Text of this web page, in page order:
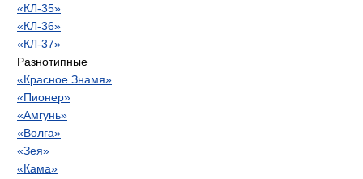
«КЛ-35»
«КЛ-36»
«КЛ-37»
Разнотипные
«Красное Знамя»
«Пионер»
«Амгунь»
«Волга»
«Зея»
«Кама»